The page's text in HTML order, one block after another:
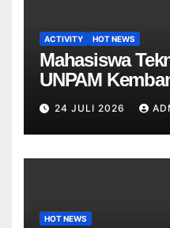
ACTIVITY HOT NEWS
Mahasiswa
UNPAM
Informasi
untuk SDN
24 JULI 2026
HOT NEWS